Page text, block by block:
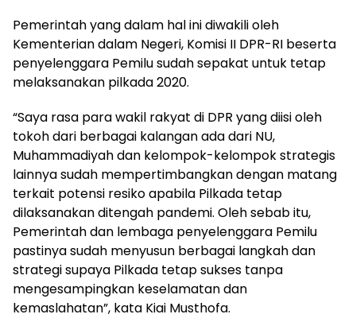
Pemerintah yang dalam hal ini diwakili oleh
Kementerian dalam Negeri, Komisi II DPR-RI beserta
penyelenggara Pemilu sudah sepakat untuk tetap
melaksanakan pilkada 2020.
“Saya rasa para wakil rakyat di DPR yang diisi oleh
tokoh dari berbagai kalangan ada dari NU,
Muhammadiyah dan kelompok-kelompok strategis
lainnya sudah mempertimbangkan dengan matang
terkait potensi resiko apabila Pilkada tetap
dilaksanakan ditengah pandemi. Oleh sebab itu,
Pemerintah dan lembaga penyelenggara Pemilu
pastinya sudah menyusun berbagai langkah dan
strategi supaya Pilkada tetap sukses tanpa
mengesampingkan keselamatan dan
kemaslahatan”, kata Kiai Musthofa.